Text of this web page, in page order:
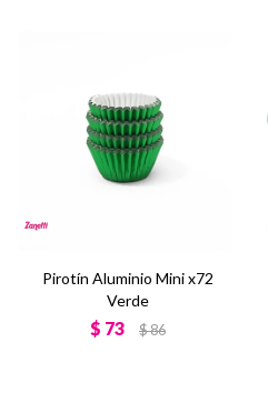
Pirotín Aluminio Mini x72
Verde
$ 73 $86